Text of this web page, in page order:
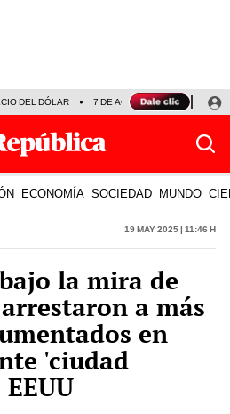
DEL DÓLAR 7 DE AGOSTO OLLANTA
ECONOMÍA SOCIEDAD MUNDO
19 May 2025 | 11:46 h
la mira de
a más
en
'ciudad